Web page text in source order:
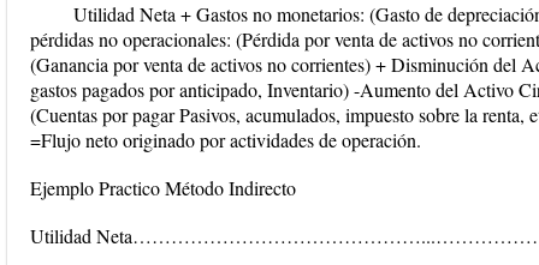
Utilidad Neta + Gastos no monetarios: (Gasto de
pérdidas no operacionales: (Pérdida por venta de activos no
(Ganancia por venta de activos no corrientes) + Disminución del
gastos pagados por anticipado, Inventario) -Aumento del Activo
(Cuentas por pagar Pasivos, acumulados, impuesto sobre la
=Flujo neto originado por actividades de operación.
Ejemplo Practico Método Indirecto
Utilidad